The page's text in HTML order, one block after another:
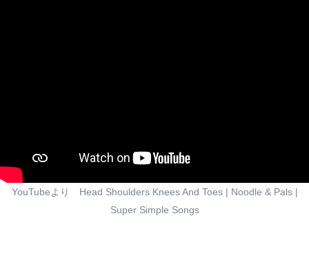
YouTubeより Head Shoulders Knees And Toes | Noodle & Pals |
Super Simple Songs